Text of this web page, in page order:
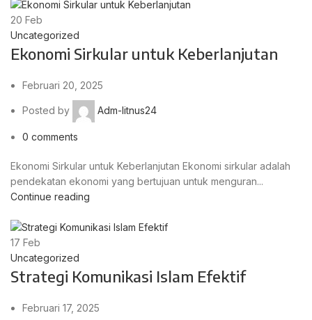
20 Feb
Uncategorized
Ekonomi Sirkular untuk Keberlanjutan
Februari 20, 2025
Posted by Adm-litnus24
0 comments
Ekonomi Sirkular untuk Keberlanjutan Ekonomi sirkular adalah
pendekatan ekonomi yang bertujuan untuk menguran...
Continue reading
17 Feb
Uncategorized
Strategi Komunikasi Islam Efektif
Februari 17, 2025